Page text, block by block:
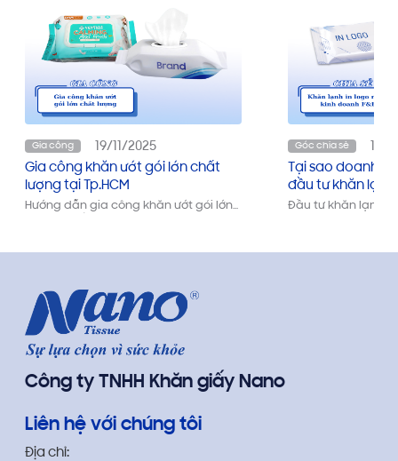
Gia công
19/11/2025
Gia công khăn ướt gói lớn chất
lượng tại Tp.HCM
Hướng dẫn gia công khăn ướt gói lớn
Góc chia sẻ
Tại sao doanh
đầu tư khăn lạnh
Đầu tư khăn lạnh
Công ty TNHH Khăn giấy Nano
Liên hệ với chúng tôi
Địa chỉ: